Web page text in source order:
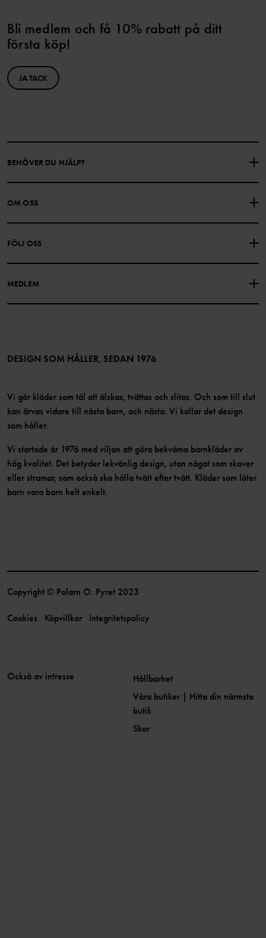
Bli medlem och få 10% rabatt på ditt
första köp!
JA TACK
BEHÖVER DU HJÄLP?
KONTAKTA OSS
PRESENTKORTSALDO KÖPVILLKOR
INTEGRITETSPOLICY
OM OSS
FÖLJ OSS
MEDLEM
Bli medlem
DESIGN SOM HÅLLER, SEDAN 1976
Vi gör kläder som tål att älskas, tvättas och slitas. Och som till slut
kan ärvas vidare till nästa barn, och nästa. Vi kallar det design
som håller.
Vi startade år 1976 med viljan att göra bekväma barnkläder av
hög kvalitet. Det betyder lekvänlig design, utan något som skaver
eller stramar, som också ska hålla tvätt efter tvätt. Kläder som låter
barn vara barn helt enkelt.
Copyright © Polarn O. Pyret 2023
Cookies Köpvillkor Integritetspolicy
Också av intresse
Hållbarhet
Våra butiker | Hitta din närmsta
butik
Skor